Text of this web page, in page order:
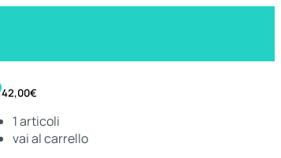
42,00€
1articoli
vai al carrello